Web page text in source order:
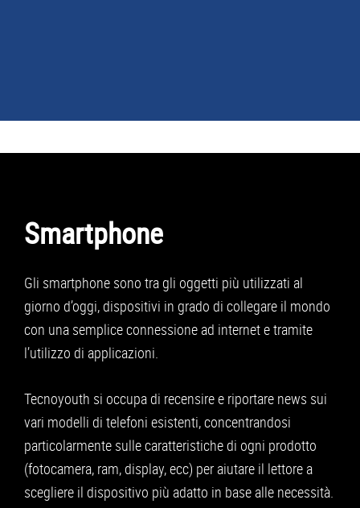
SMARTPHONE
APP
PC
CONSOLE
TRUCCHI
DRONI
Smartphone
Gli smartphone sono tra gli oggetti più utilizzati al
giorno d’oggi, dispositivi in grado di collegare il mondo
con una semplice connessione ad internet e tramite
l’utilizzo di applicazioni.
Tecnoyouth si occupa di recensire e riportare news sui
vari modelli di telefoni esistenti, concentrandosi
particolarmente sulle caratteristiche di ogni prodotto
(fotocamera, ram, display, ecc) per aiutare il lettore a
scegliere il dispositivo più adatto in base alle necessità.